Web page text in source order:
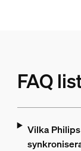
FAQ
Vilka